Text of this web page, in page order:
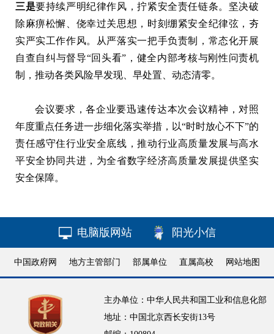
三是要持续严明纪律作风，拧紧安全责任链条。坚决破
除麻痹松懈、侥幸过关思想，时刻绷紧安全纪律弦，夯
实严实工作作风。从严落实一把手负责制，常态化开展
自查自纠与督导“回头看”，健全内部考核与刚性问责机
制，推动各类风险早发现、早处置、动态清零。
会议要求，各企业要迅速传达本次会议精神，对照
年度重点任务进一步细化落实举措，以“时时放心不下”的
责任感守住行业安全底线，推动行业高质量发展与高水
平安全协同共进，为全省数字经济高质量发展提供坚实
安全保障。
电脑版网站 阳光小信
中国政府网 地方主管部门 部属单位 直属高校 网站地图
主办单位：中华人民共和国工业和信息化部
地址：中国北京西长安街13号